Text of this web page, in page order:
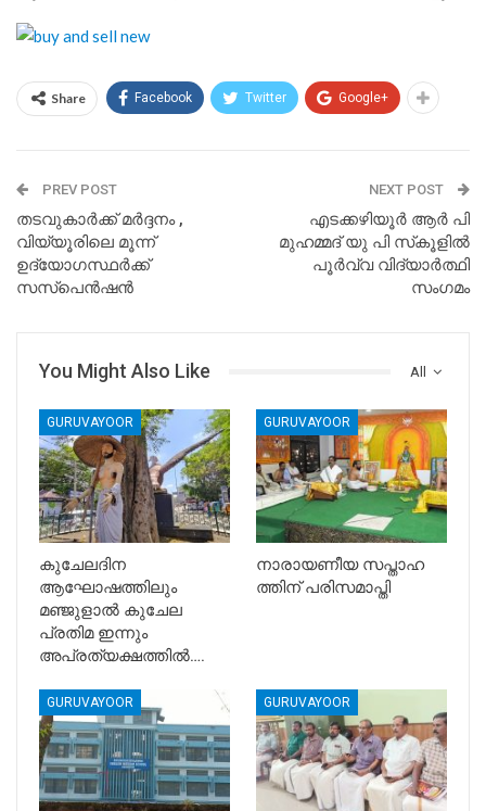
Share Facebook Twitter Google+
PREV POST
തടവുകാർക്ക് മർദ്ദനം ,
വിയ്യൂരിലെ മൂന്ന്
ഉദ്യോഗസ്ഥർക്ക്
സസ്‌പെൻഷൻ
NEXT POST
എടക്കഴിയൂർ ആർ പി
മുഹമ്മദ്‌ യു പി സ്‌കൂളിൽ
പൂർവ്വ വിദ്യാർത്ഥി
സംഗമം
All
You Might Also Like
GURUVAYOOR
കുചേലദിന
ആഘോഷത്തിലും
മഞ്ജുളാൽ കുചേല
പ്രതിമ ഇന്നും
അപ്രത്യക്ഷത്തിൽ….
GURUVAYOOR
നാരായണീയ സപ്താഹ
ത്തിന് പരിസമാപ്തി
GURUVAYOOR GURUVAYOOR